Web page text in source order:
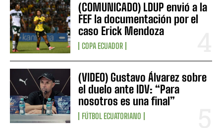
(COMUNICADO) LDUP envió a la
FEF la documentación por el
caso Erick Mendoza
COPA ECUADOR
(VIDEO) Gustavo Álvarez sobre
el duelo ante IDV: “Para
nosotros es una final”
FÚTBOL ECUATORIANO